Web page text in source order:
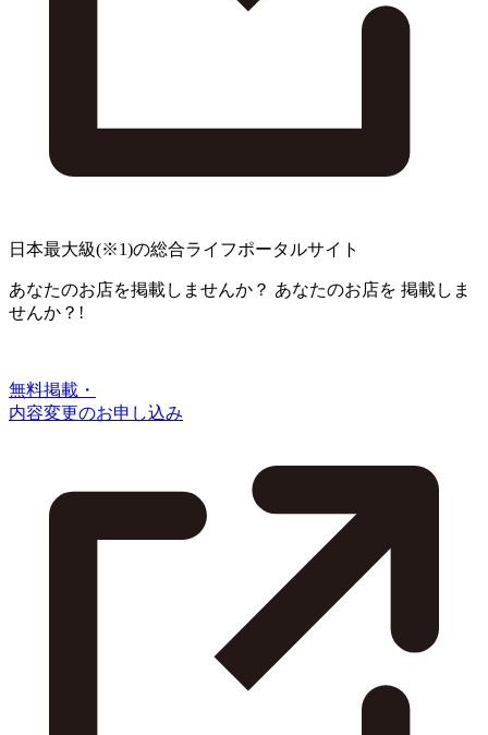
日本最大級(※1)の総合ライフポータルサイト
あなたのお店を掲載しませんか？ あなたのお店を 掲載しま
せんか？!
無料掲載・
内容変更のお申し込み